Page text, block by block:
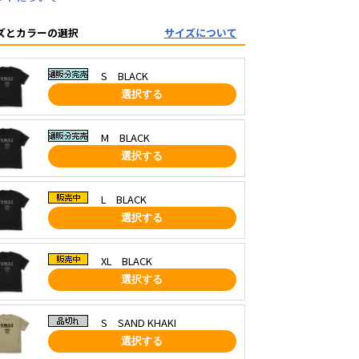
とカラーの選択 サイズについて
S BLACK
選択する
M BLACK
選択する
L BLACK
選択する
XL BLACK
選択する
S SAND KHAKI
選択する